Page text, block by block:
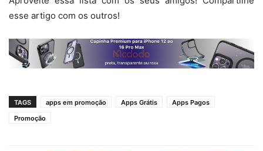
esse artigo com os outros!
TAGS apps em promoção Apps Grátis
Apps Pagos
Promoção